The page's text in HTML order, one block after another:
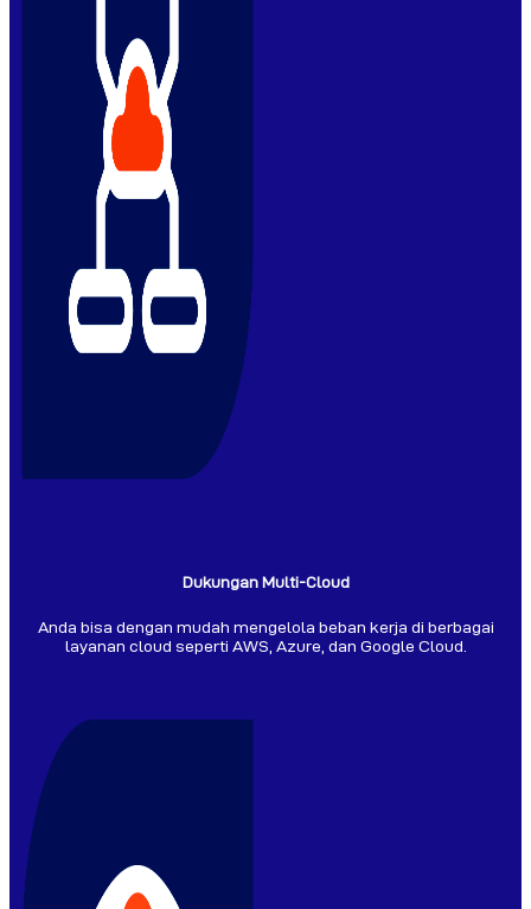
Dukungan Multi-Cloud
Anda bisa dengan mudah mengelola beban kerja di berbagai
layanan cloud seperti AWS, Azure, dan Google Cloud.